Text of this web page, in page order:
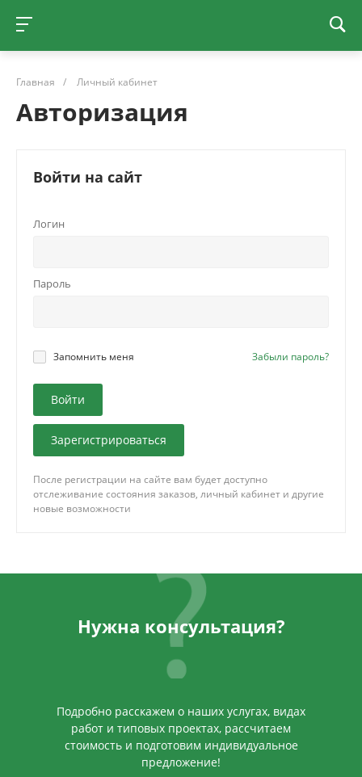
Главная / Личный кабинет
Авторизация
Войти на сайт
Логин
Пароль
Запомнить меня Забыли пароль?
Зарегистрироваться
После регистрации на сайте вам будет доступно
отслеживание состояния заказов, личный кабинет и другие
новые возможности
Нужна консультация?
Подробно расскажем о наших услугах, видах
работ и типовых проектах, рассчитаем
стоимость и подготовим индивидуальное
предложение!